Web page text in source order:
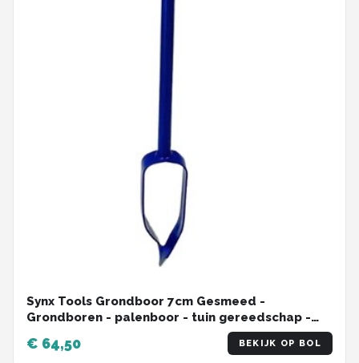
Synx Tools Grondboor 7cm Gesmeed -
Grondboren - palenboor - tuin gereedschap -
€ 64,50 BEKIJK OP BOL